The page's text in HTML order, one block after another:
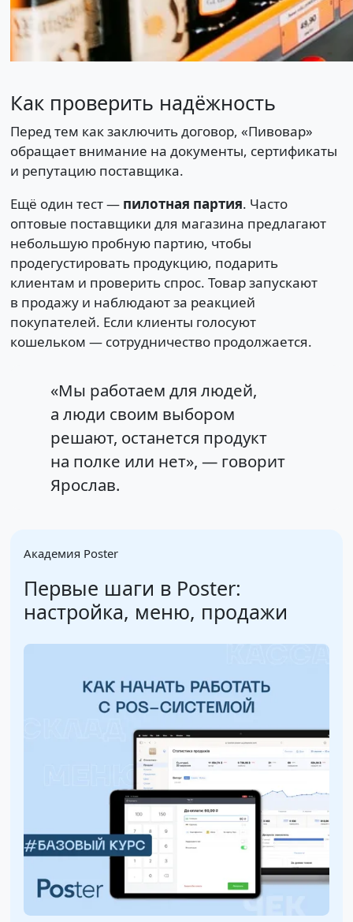
Как проверить надёжность
Перед тем как заключить договор, «Пивовар»
обращает внимание на документы, сертификаты
и репутацию поставщика.
Ещё один тест — пилотная партия. Часто
оптовые поставщики для магазина предлагают
небольшую пробную партию, чтобы
продегустировать продукцию, подарить
клиентам и проверить спрос. Товар запускают
в продажу и наблюдают за реакцией
покупателей. Если клиенты голосуют
кошельком — сотрудничество продолжается.
«Мы работаем для людей,
а люди своим выбором
решают, останется продукт
на полке или нет», — говорит
Ярослав.
Академия Poster
Первые шаги в Poster:
настройка, меню, продажи